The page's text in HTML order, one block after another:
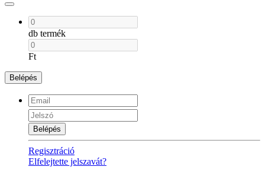
db termék
Ft
Belépés
Belépés
Regisztráció
Elfelejtette jelszavát?